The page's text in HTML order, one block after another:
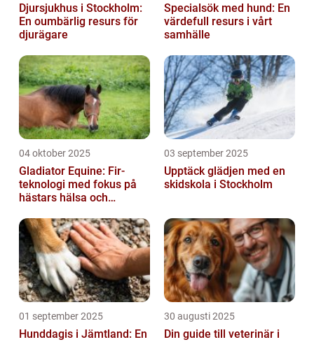
Djursjukhus i Stockholm:
En oumbärlig resurs för
djurägare
Specialsök med hund: En
värdefull resurs i vårt
samhälle
04 oktober 2025
Gladiator Equine: Fir-
teknologi med fokus på
hästars hälsa och
03 september 2025
Upptäck glädjen med en
skidskola i Stockholm
01 september 2025
Hunddagis i Jämtland: En
30 augusti 2025
Din guide till veterinär i